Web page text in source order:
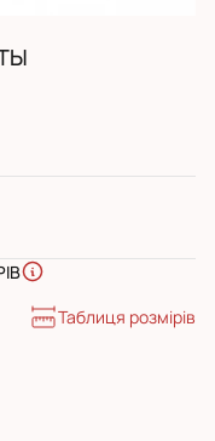
Таблиця розмірів